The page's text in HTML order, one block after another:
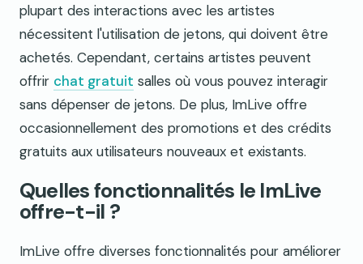
plupart des interactions avec les artistes
nécessitent l'utilisation de jetons, qui doivent être
achetés. Cependant, certains artistes peuvent
offrir chat gratuit salles où vous pouvez interagir
sans dépenser de jetons. De plus, ImLive offre
occasionnellement des promotions et des crédits
gratuits aux utilisateurs nouveaux et existants.
Quelles fonctionnalités le ImLive
offre-t-il ?
ImLive offre diverses fonctionnalités pour améliorer